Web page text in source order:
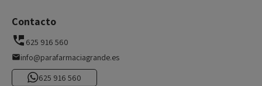
Contacto
625 916 560
info@parafarmaciagrande.es
625 916 560